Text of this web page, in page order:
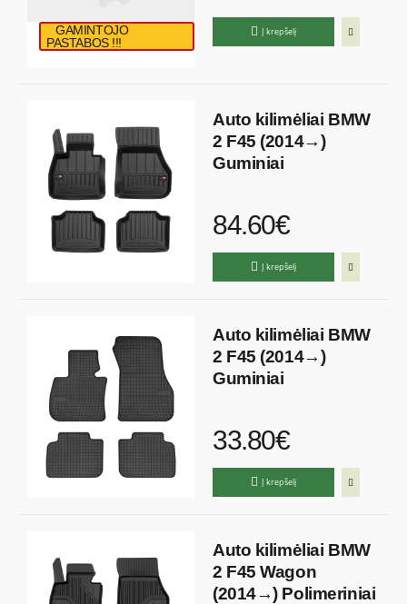
GAMINTOJO
PASTABOS !!!
Į krepšelį
Auto kilimėliai BMW
2 F45 (2014→)
Guminiai
84.60€
Į krepšelį
Auto kilimėliai BMW
2 F45 (2014→)
Guminiai
33.80€
Į krepšelį
Auto kilimėliai BMW
2 F45 Wagon
(2014→) Polimeriniai